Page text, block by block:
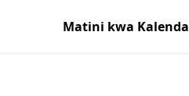
Matini kwa Kalenda